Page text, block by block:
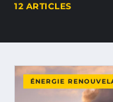
12 ARTICLES
ÉNERGIE